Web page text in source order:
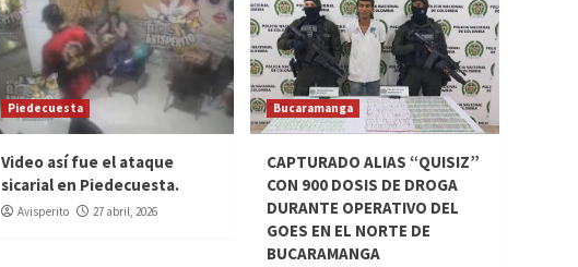
Piedecuesta
Video así fue el ataque
sicarial en Piedecuesta.
Avisperito 27 abril, 2026
Bucaramanga
CAPTURADO ALIAS “QUISIZ”
CON 900 DOSIS DE DROGA
DURANTE OPERATIVO DEL
GOES EN EL NORTE DE
BUCARAMANGA